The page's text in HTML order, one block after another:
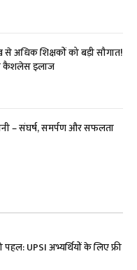
से अधिक शिक्षकों को बड़ी सौगात!
कैशलेस इलाज
– संघर्ष, समर्पण और सफलता
पहल: UPSI अभ्यर्थियों के लिए फ्री